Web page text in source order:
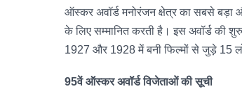
ऑस्कर अवॉर्ड मनोरंजन क्षेत्र का सबसे बड़ा
के लिए सम्मानित करती है। इस अवॉर्ड की
1927 और 1928 में बनी फिल्मों से जुड़े 15
95वें ऑस्कर अवॉर्ड विजेताओं की सूची